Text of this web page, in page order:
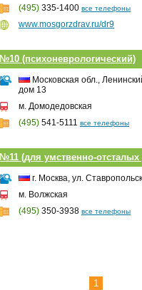
(495) 335-1400 все телефоны
www.mosgorzdrav.ru/dr9
№10 (психоневрологический)
Московская обл.,
дом 13
м. Домодедовская
(495) 541-5111 все телефоны
№11 (для умственно-отсталых
г. Москва, ул.
м. Волжская
(495) 350-3938 все телефоны
1